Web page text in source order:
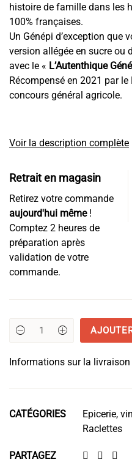
histoire de famille dans les
100% françaises.
Un Génépi d’exception que
version allégée en sucre ou
avec le « L’Autenthique
Récompensé en 2021 par le
concours général agricole.
Voir la description complète
Retrait en magasin
Retirez votre commande
aujourd'hui même!
Comptez 2 heures de
préparation après
validation de votre
commande.
quantité
DRY
Informations sur la livraison
CATÉGORIES Epicerie,
Raclettes
PARTAGEZ